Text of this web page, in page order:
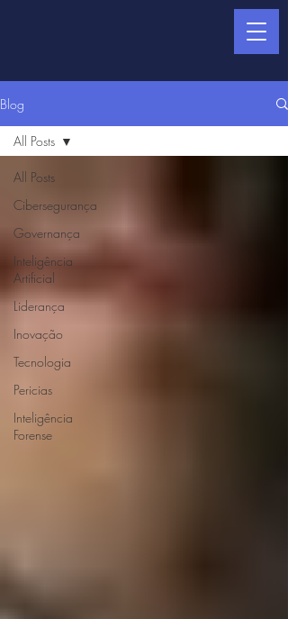
Blog
All Posts
Cibersegurança
Governança
Inteligência
Artificial
Liderança
Inovação
Tecnologia
Pericias
Inteligência
Forense
All Posts